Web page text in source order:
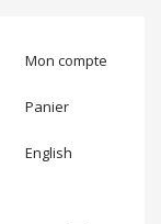
Mon compte
Panier
English